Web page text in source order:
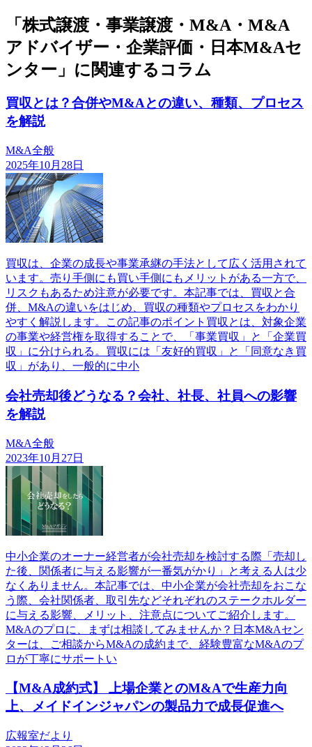
「株式譲渡・事業譲渡・M&A・M&A
アドバイザー・企業評価・日本M&Aセ
ンター」に関連するコラム
買収とは？合併やM&Aとの違い、種類、プロセス
を解説
M&A全般
2025年10月28日
買収は、企業の成長や事業承継の手法として広く活用されて
います。売り手側にも買い手側にもメリットがある一方で、
リスクもあるため注意が必要です。本記事では、買収と合
併、M&Aの違いをはじめ、買収の種類やプロセスをわかり
やすく解説します。この記事のポイント買収とは、対象企業
の事業や経営権を取得することで、「事業買収」と「企業買
収」に分けられる。買収には「友好的買収」と「同意なき買
収」があり、一般的に中小
会社売却後どうなる？会社、社長、社員への影響
を解説
M&A全般
2023年10月27日
中小企業のオーナー経営者が会社売却を検討する際「売却し
た後、関係者に与える影響が一番気がかり」と考える人は少
なくありません。本記事では、中小企業が会社売却をおこな
う際、会社関係者、取引先などそれぞれのステークホルダー
に与える影響、メリット、注意点についてご紹介します。
M&Aのプロに、まずは相談してみませんか？日本M&Aセン
ターは、ご相談からM&Aの成約まで、経験豊富なM&Aのプ
ロが丁寧にサポートい
【M&A成約式】 上場企業とのM&Aで生産力向
上、メイドインジャパンの製品力で成長促進へ
広報室だより